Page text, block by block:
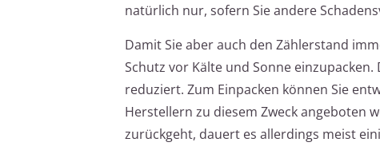
natürlich nur, sofern Sie andere
Damit Sie aber auch den Zählerstand
Schutz vor Kälte und Sonne
reduziert. Zum Einpacken können Sie
Herstellern zu diesem Zweck angeboten
zurückgeht, dauert es allerdings meist